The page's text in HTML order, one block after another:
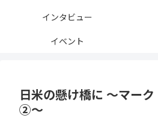
インタビュー
イベント
日米の懸け橋に 〜マー
②〜